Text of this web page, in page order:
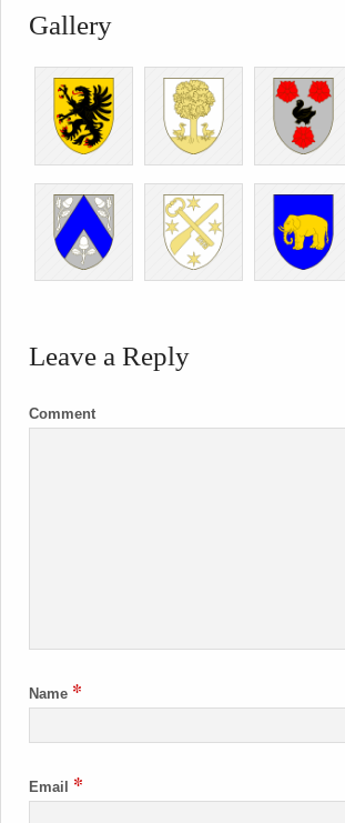
Gallery
Leave a Reply
Comment
Name *
Email *